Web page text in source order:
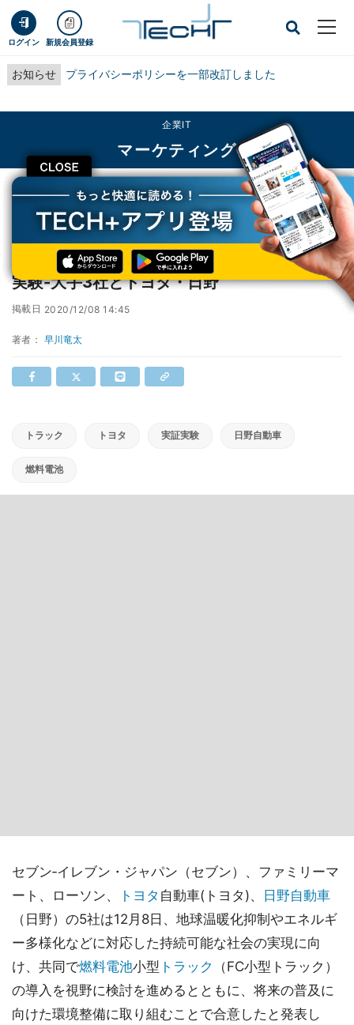
ログイン 新規会員登録
お知らせ プライバシーポリシーを一部改訂しました
CLOSE
企業IT
マーケティング
TECH+ 企業IT
マーケティング
水素燃料トラックでのコンビニ配送に向けた実験-大手3社とトヨタ・日野
水素燃料トラックでのコンビニ配送に向けた
実験-大手3社とトヨタ・日野
掲載日 2020/12/08 14:45
著者： 早川竜太
トラック トヨタ 実証実験 日野自動車
燃料電池
セブン‐イレブン・ジャパン（セブン）、ファミリーマ
ート、ローソン、
トヨタ 自動車(トヨタ)、
日野自動車
（日野）の5社は12月8日、地球温暖化抑制やエネルギ
ー多様化などに対応した持続可能な社会の実現に向
け、共同で燃料電池小型 トラック
（FC小型トラック）
の導入を視野に検討を進めるとともに、将来の普及に
向けた環境整備に取り組むことで合意したと発表し